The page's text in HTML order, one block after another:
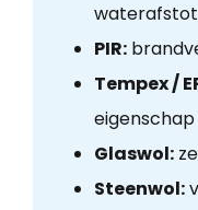
PIR:
Tempex /
eigenschap
Glaswol:
Steenwol: